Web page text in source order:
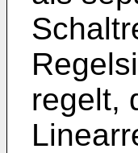
regelt,